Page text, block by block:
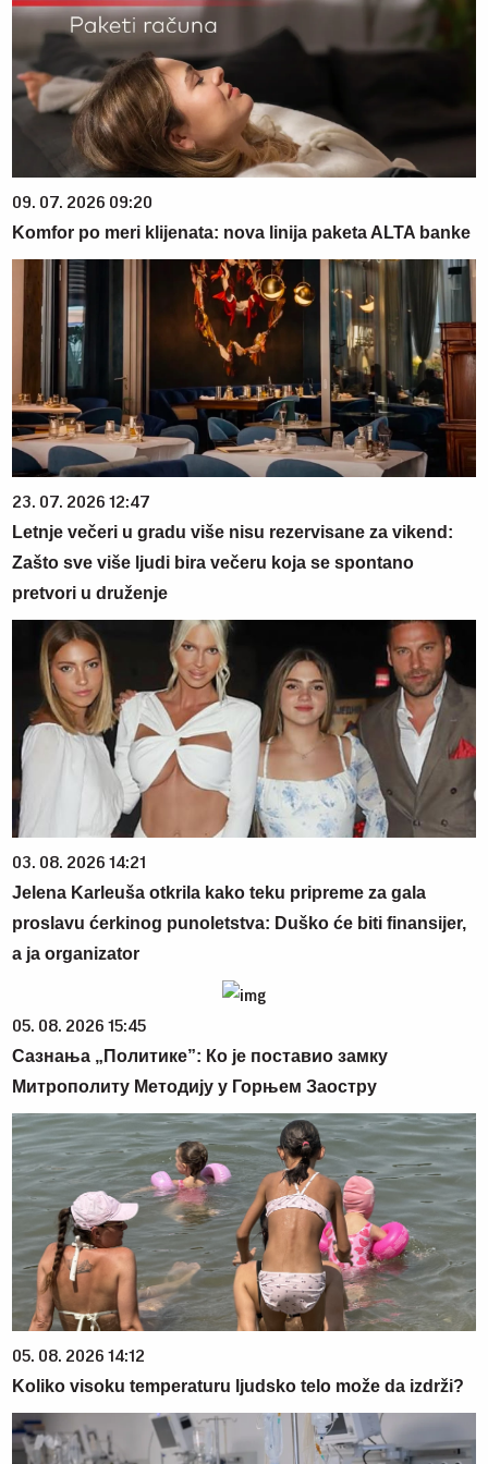
09. 07. 2026 09:20
Komfor po meri klijenata: nova linija paketa ALTA banke
23. 07. 2026 12:47
Letnje večeri u gradu više nisu rezervisane za vikend:
Zašto sve više ljudi bira večeru koja se spontano
pretvori u druženje
03. 08. 2026 14:21
Jelena Karleuša otkrila kako teku pripreme za gala
proslavu ćerkinog punoletstva: Duško će biti finansijer,
a ja organizator
05. 08. 2026 15:45
Сазнања „Политике”: Ко је поставио замку
Митрополиту Методију у Горњем Заостру
05. 08. 2026 14:12
Koliko visoku temperaturu ljudsko telo može da izdrži?